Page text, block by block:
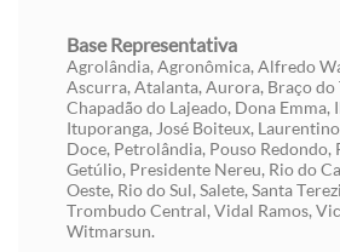
Base Representativa
Agrolândia, Agronômica, Alfredo
Ascurra, Atalanta, Aurora, Braço
Chapadão do Lajeado, Dona Emma,
Ituporanga, José Boiteux,
Doce, Petrolândia, Pouso Redondo,
Getúlio, Presidente Nereu, Rio do
Oeste, Rio do Sul, Salete, Santa
Trombudo Central, Vidal Ramos,
Witmarsun.